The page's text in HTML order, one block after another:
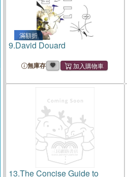
滿額折
9.David Douard
無庫存
13.The Concise Guide to